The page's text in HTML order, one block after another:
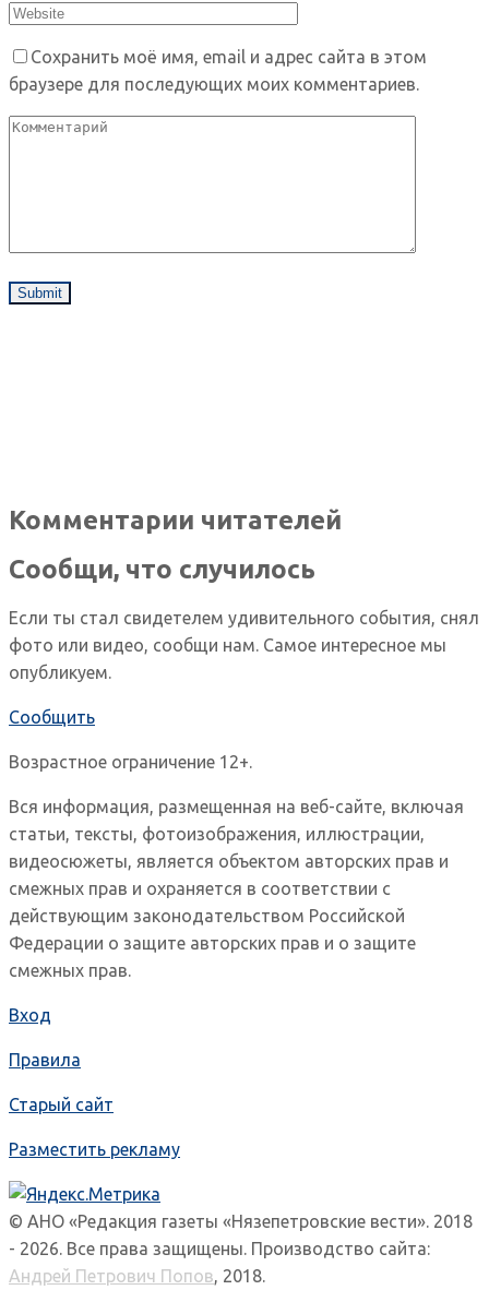
Сохранить моё имя, email и адрес сайта в этом
браузере для последующих моих комментариев.
Комментарии читателей
Сообщи, что случилось
Если ты стал свидетелем удивительного события, снял
фото или видео, сообщи нам. Самое интересное мы
опубликуем.
Сообщить
Возрастное ограничение 12+.
Вся информация, размещенная на веб-сайте, включая
статьи, тексты, фотоизображения, иллюстрации,
видеосюжеты, является объектом авторских прав и
смежных прав и охраняется в соответствии с
действующим законодательством Российской
Федерации о защите авторских прав и о защите
смежных прав.
Вход
Правила
Старый сайт
Разместить рекламу
© АНО «Редакция газеты «Нязепетровские вести». 2018
- 2026. Все права защищены. Производство сайта:
Андрей Петрович Попов, 2018.